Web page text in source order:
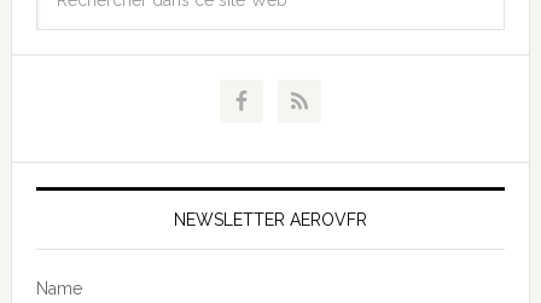
NEWSLETTER AEROVFR
Name